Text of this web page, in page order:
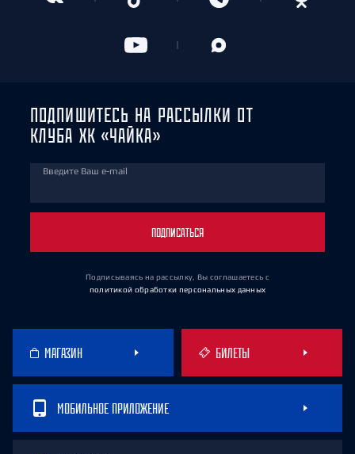
ПОДПИШИТЕСЬ НА РАССЫЛКИ ОТ
КЛУБА ХК «ЧАЙКА»
Введите Ваш e-mail
ПОДПИСАТЬСЯ
Подписываясь на рассылку, Вы соглашаетесь с
политикой обработки персональных данных
МАГАЗИН БИЛЕТЫ
МОБИЛЬНОЕ ПРИЛОЖЕНИЕ